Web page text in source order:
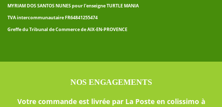
MYRIAM DOS SANTOS NUNES pour l’enseigne TURTLE MANIA
TVA intercommunautaire FR64841255474
Greffe du Tribunal de Commerce de AIX-EN-PROVENCE
NOS ENGAGEMENTS
Votre commande est livrée par La Poste en colissimo à